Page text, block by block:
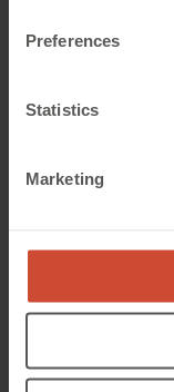
Preferences
Statistics
Marketing